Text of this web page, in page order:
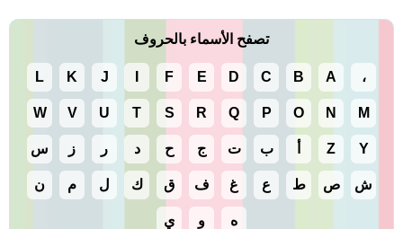
تصفح الأسماء بالحروف
، A
B
C
D
E
F
J
K
L
M
N
O
P
Q
R
S
T
U
V
W
Y
Z ب ت ج ح د ر ز س
ش ص ط ع غ ف ق ك ل م ن
ه و ي